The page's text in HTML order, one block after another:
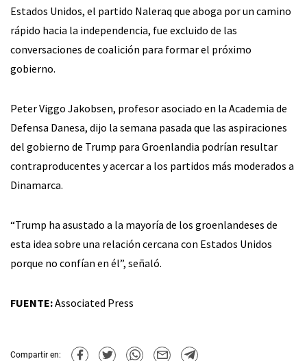
Estados Unidos, el partido Naleraq que aboga por un camino
rápido hacia la independencia, fue excluido de las
conversaciones de coalición para formar el próximo
gobierno.
Peter Viggo Jakobsen, profesor asociado en la Academia de
Defensa Danesa, dijo la semana pasada que las aspiraciones
del gobierno de Trump para Groenlandia podrían resultar
contraproducentes y acercar a los partidos más moderados a
Dinamarca.
“Trump ha asustado a la mayoría de los groenlandeses de
esta idea sobre una relación cercana con Estados Unidos
porque no confían en él”, señaló.
FUENTE:Associated Press
Compartir en: